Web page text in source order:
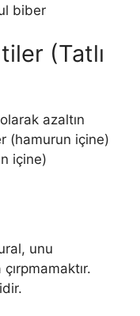
biber
(Tatlı
azaltın
(hamurun içine)
içine)
unu